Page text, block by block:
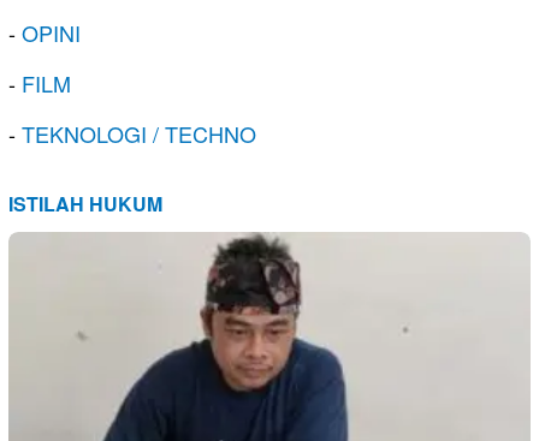
-OPINI
- FILM
-TEKNOLOGI / TECHNO
ISTILAH HUKUM